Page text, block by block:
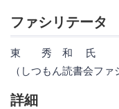
ファシリテータ
東 秀 和 氏
（しつもん読書会ファ
詳細